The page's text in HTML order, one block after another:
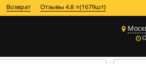
Возврат Отзывы 4.8 ⭐(1679шт)